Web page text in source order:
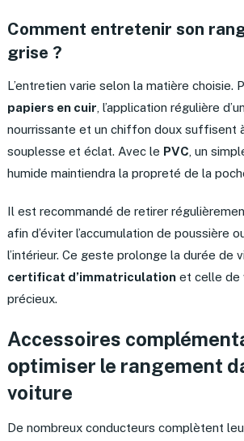
Comment entretenir son
grise ?
L’entretien varie selon la matière choisie.
papiers en cuir , l’application régulière
nourrissante et un chiffon doux suffisent
souplesse et éclat. Avec le PVC , un
humide maintiendra la propreté de la
Il est recommandé de retirer
afin d’éviter l’accumulation de poussière
l’intérieur. Ce geste prolonge la durée de
certificat d’immatriculationet celle de
précieux.
Accessoires
optimiser le rangement
voiture
De nombreux conducteurs complètent